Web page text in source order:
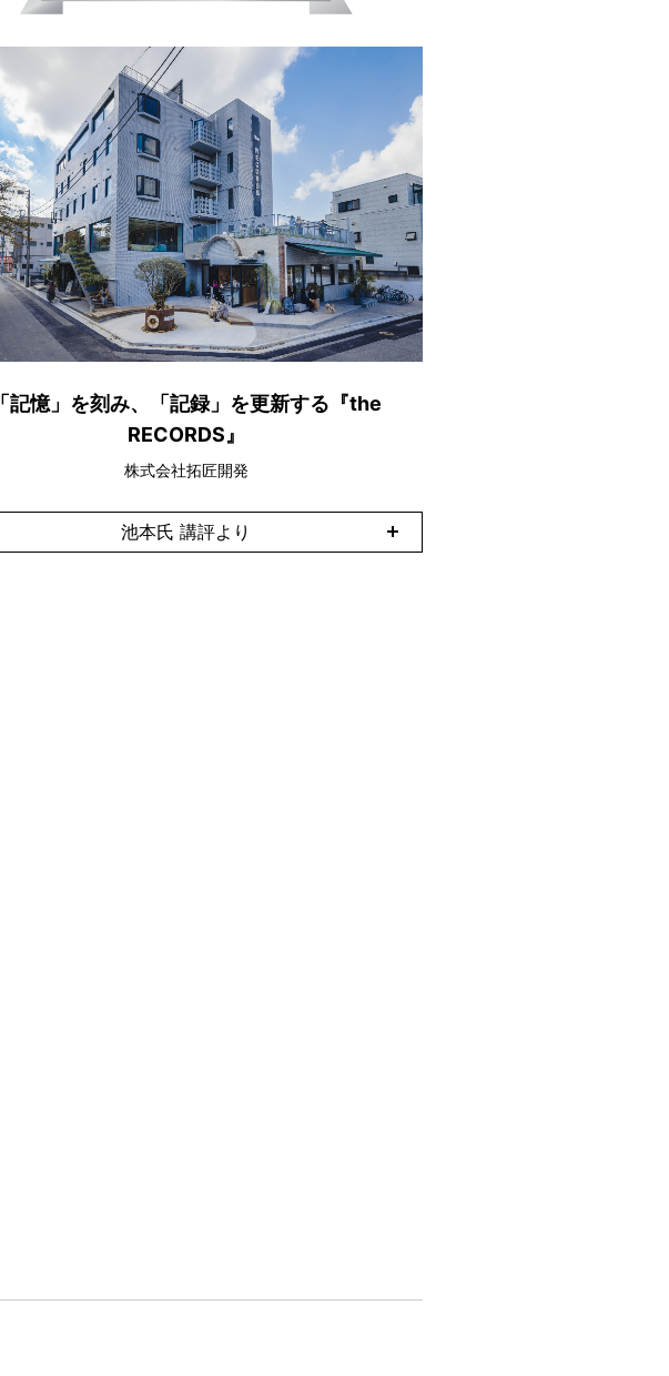
「記憶」を刻み、「記録」を更新する『the
RECORDS』
株式会社拓匠開発
池本氏 講評より